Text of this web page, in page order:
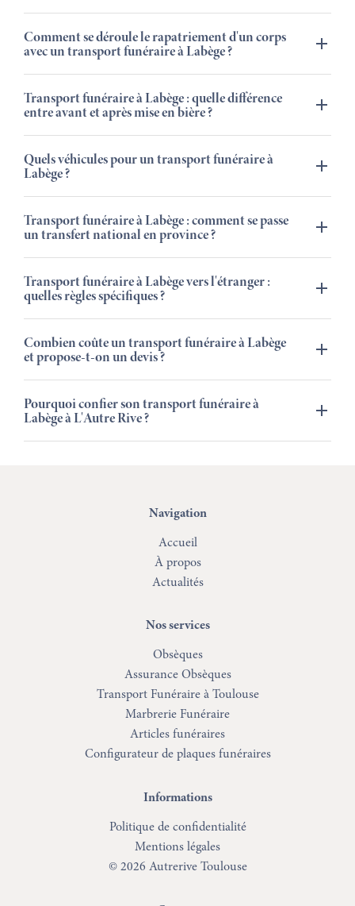
Comment se déroule le rapatriement d'un corps
avec un transport funéraire à Labège ?
Transport funéraire à Labège : quelle différence
entre avant et après mise en bière ?
Quels véhicules pour un transport funéraire à
Labège ?
Transport funéraire à Labège : comment se passe
un transfert national en province ?
Transport funéraire à Labège vers l'étranger :
quelles règles spécifiques ?
Combien coûte un transport funéraire à Labège
et propose-t-on un devis ?
Pourquoi confier son transport funéraire à
Labège à L'Autre Rive ?
Navigation
Accueil
À propos
Actualités
Nos services
Obsèques
Assurance Obsèques
Transport Funéraire à Toulouse
Marbrerie Funéraire
Articles funéraires
Configurateur de plaques funéraires
Informations
Politique de confidentialité
Mentions légales
© 2026 Autrerive Toulouse